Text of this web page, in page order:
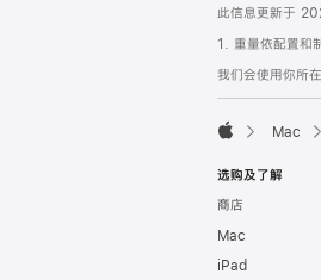
此信息更新于
1. 重量依配置和
我们会使用你所
Mac
选购及了解
商店
Mac
iPad